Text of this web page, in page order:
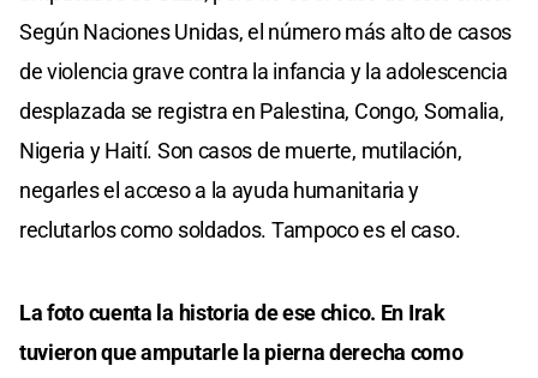
Según Naciones Unidas, el número más alto de casos
de violencia grave contra la infancia y la adolescencia
desplazada se registra en Palestina, Congo, Somalia,
Nigeria y Haití. Son casos de muerte, mutilación,
negarles el acceso a la ayuda humanitaria y
reclutarlos como soldados. Tampoco es el caso.
La foto cuenta la historia de ese chico. En Irak
tuvieron que amputarle la pierna derecha como